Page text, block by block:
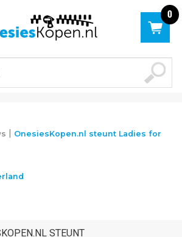
0
| OnesiesKopen.nl steunt Ladies for
STEUNT